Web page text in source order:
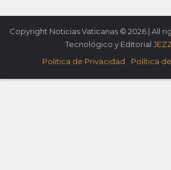
Copyright Noticias Vaticanas © 2026.| All
Tecnológico y Editorial
Politica de Privacidad
Política